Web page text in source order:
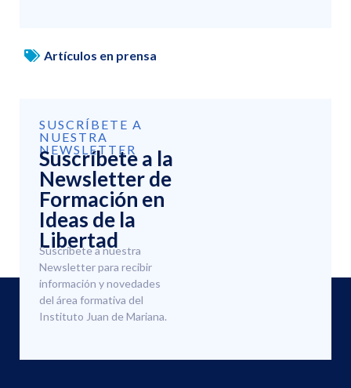
Artículos en prensa
SUSCRÍBETE A
NUESTRA
NEWSLETTER
Suscríbete a la
Newsletter de
Formación en
Ideas de la
Libertad
Suscríbete a nuestra
Newsletter para recibir
información y novedades
del área formativa del
Instituto Juan de Mariana.